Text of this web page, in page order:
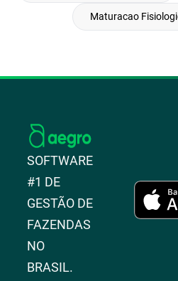
Maturacao
SOFTWARE
#1 DE
GESTÃO DE
FAZENDAS
NO
BRASIL.